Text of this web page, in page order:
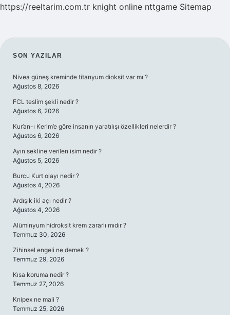
https://reeltarim.com.tr knight online nttgame Sitemap
SIDEBAR
SON YAZILAR
Nivea güneş kreminde titanyum dioksit var mı ?
Ağustos 8, 2026
FCL teslim şekli nedir ?
Ağustos 6, 2026
Kur’an-ı Kerim’e göre insanın yaratılışı özellikleri nelerdir ?
Ağustos 6, 2026
Ayın sekline verilen isim nedir ?
Ağustos 5, 2026
Burcu Kurt olayı nedir ?
Ağustos 4, 2026
Ardışık iki açı nedir ?
Ağustos 4, 2026
Alüminyum hidroksit krem zararlı mıdır ?
Temmuz 30, 2026
Zihinsel engeli ne demek ?
Temmuz 29, 2026
Kısa koruma nedir ?
Temmuz 27, 2026
Knipex ne mali ?
Temmuz 25, 2026